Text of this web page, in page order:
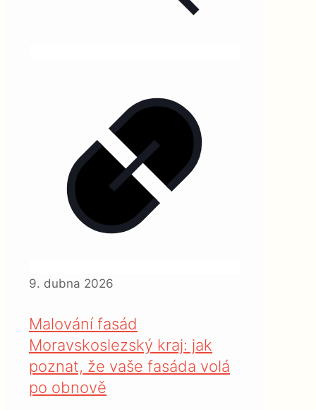
9. dubna 2026
Malování fasád
Moravskoslezský kraj: jak
poznat, že vaše fasáda volá
po obnově